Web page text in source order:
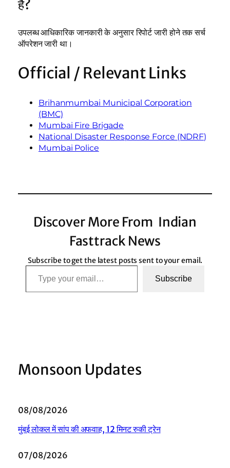
है?
उपलब्ध आधिकारिक जानकारी के अनुसार रिपोर्ट जारी होने तक सर्च
ऑपरेशन जारी था।
Official / Relevant Links
Brihanmumbai Municipal Corporation
(BMC)
Mumbai Fire Brigade
National Disaster Response Force (NDRF)
Mumbai Police
Discover More From Indian
Fasttrack News
Subscribe to get the latest posts sent to your email.
Type your email…
Subscribe
Monsoon Updates
08/08/2026
मुंबई लोकल में सांप की अफवाह, 12 मिनट रुकी ट्रेन
07/08/2026